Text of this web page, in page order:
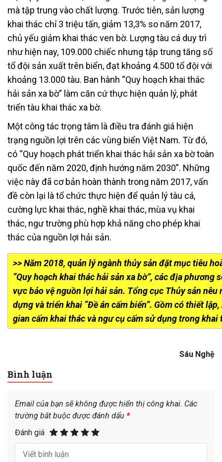
mà tập trung vào chất lượng. Trước tiên, sản lượng
khai thác chỉ 3 triệu tấn, giảm 13,3% so năm 2017,
chủ yếu giảm khai thác ven bờ. Lượng tàu cá duy trì
như hiện nay, 109.000 chiếc nhưng tập trung tăng số
tổ đội sản xuất trên biển, đạt khoảng 4.500 tổ đội với
khoảng 13.000 tàu. Ban hành “Quy hoạch khai thác
hải sản xa bờ” làm căn cứ thực hiện quản lý, phát
triển tàu khai thác xa bờ.
Một công tác trọng tâm là điều tra đánh giá hiện
trạng nguồn lợi trên các vùng biển Việt Nam. Từ đó,
có “Quy hoạch phát triển khai thác hải sản xa bờ toàn
quốc đến năm 2020, định hướng năm 2030”. Những
việc này đã cơ bản hoàn thành trong năm 2017, vấn
đề còn lại là tổ chức thực hiện để quản lý tàu cá,
cường lực khai thác, nghề khai thác, mùa vụ khai
thác, ngư trường phù hợp khả năng cho phép khai
thác của nguồn lợi hải sản.
>> Năm 2018, quản lý ngành thủy sản đặt mục tiêu
“Quy hoạch khai thác hải sản xa bờ”, các địa phương
vực bảo vệ nguồn lợi hải sản. Tổng cục Thủy sản
dựng và triển khai “Đề án cấm biển”. Gồm có thiết
gian cấm khai thác và ngư cụ cấm sử dụng trong khai
Sáu Nghệ
Bình luận
Email của bạn sẽ không được hiển thị công khai. Các
trường bắt buộc được đánh dấu *
Đánh giá